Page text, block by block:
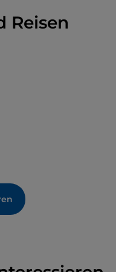
Reisen